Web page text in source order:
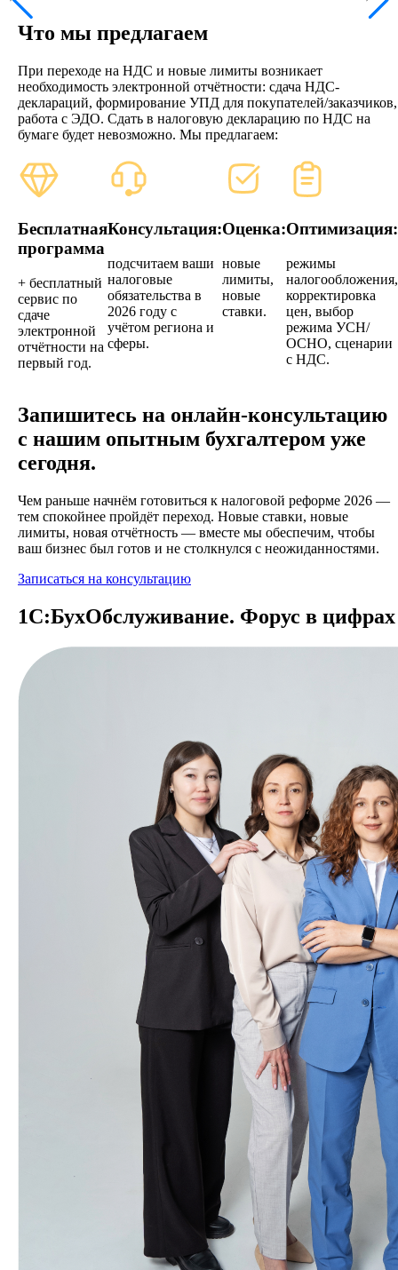
Что мы предлагаем
При переходе на НДС и новые лимиты возникает
необходимость электронной отчётности: сдача НДС-
деклараций, формирование УПД для покупателей/заказчиков,
работа с ЭДО. Сдать в налоговую декларацию по НДС на
бумаге будет невозможно. Мы предлагаем:
Бесплатная
программа
+ бесплатный
сервис по
сдаче
электронной
отчётности на
первый год.
Консультация:
подсчитаем ваши
налоговые
обязательства в
2026 году с
учётом региона и
сферы.
Оценка:
новые
лимиты,
новые
ставки.
Оптимизация:
режимы
налогообложения,
корректировка
цен, выбор
режима УСН/
ОСНО, сценарии
с НДС.
Запишитесь на онлайн-консультацию
с нашим опытным бухгалтером уже
сегодня.
Чем раньше начнём готовиться к налоговой реформе 2026 —
тем спокойнее пройдёт переход. Новые ставки, новые
лимиты, новая отчётность — вместе мы обеспечим, чтобы
ваш бизнес был готов и не столкнулся с неожиданностями.
Записаться на консультацию
1С:БухОбслужи­вание. Форус в цифрах